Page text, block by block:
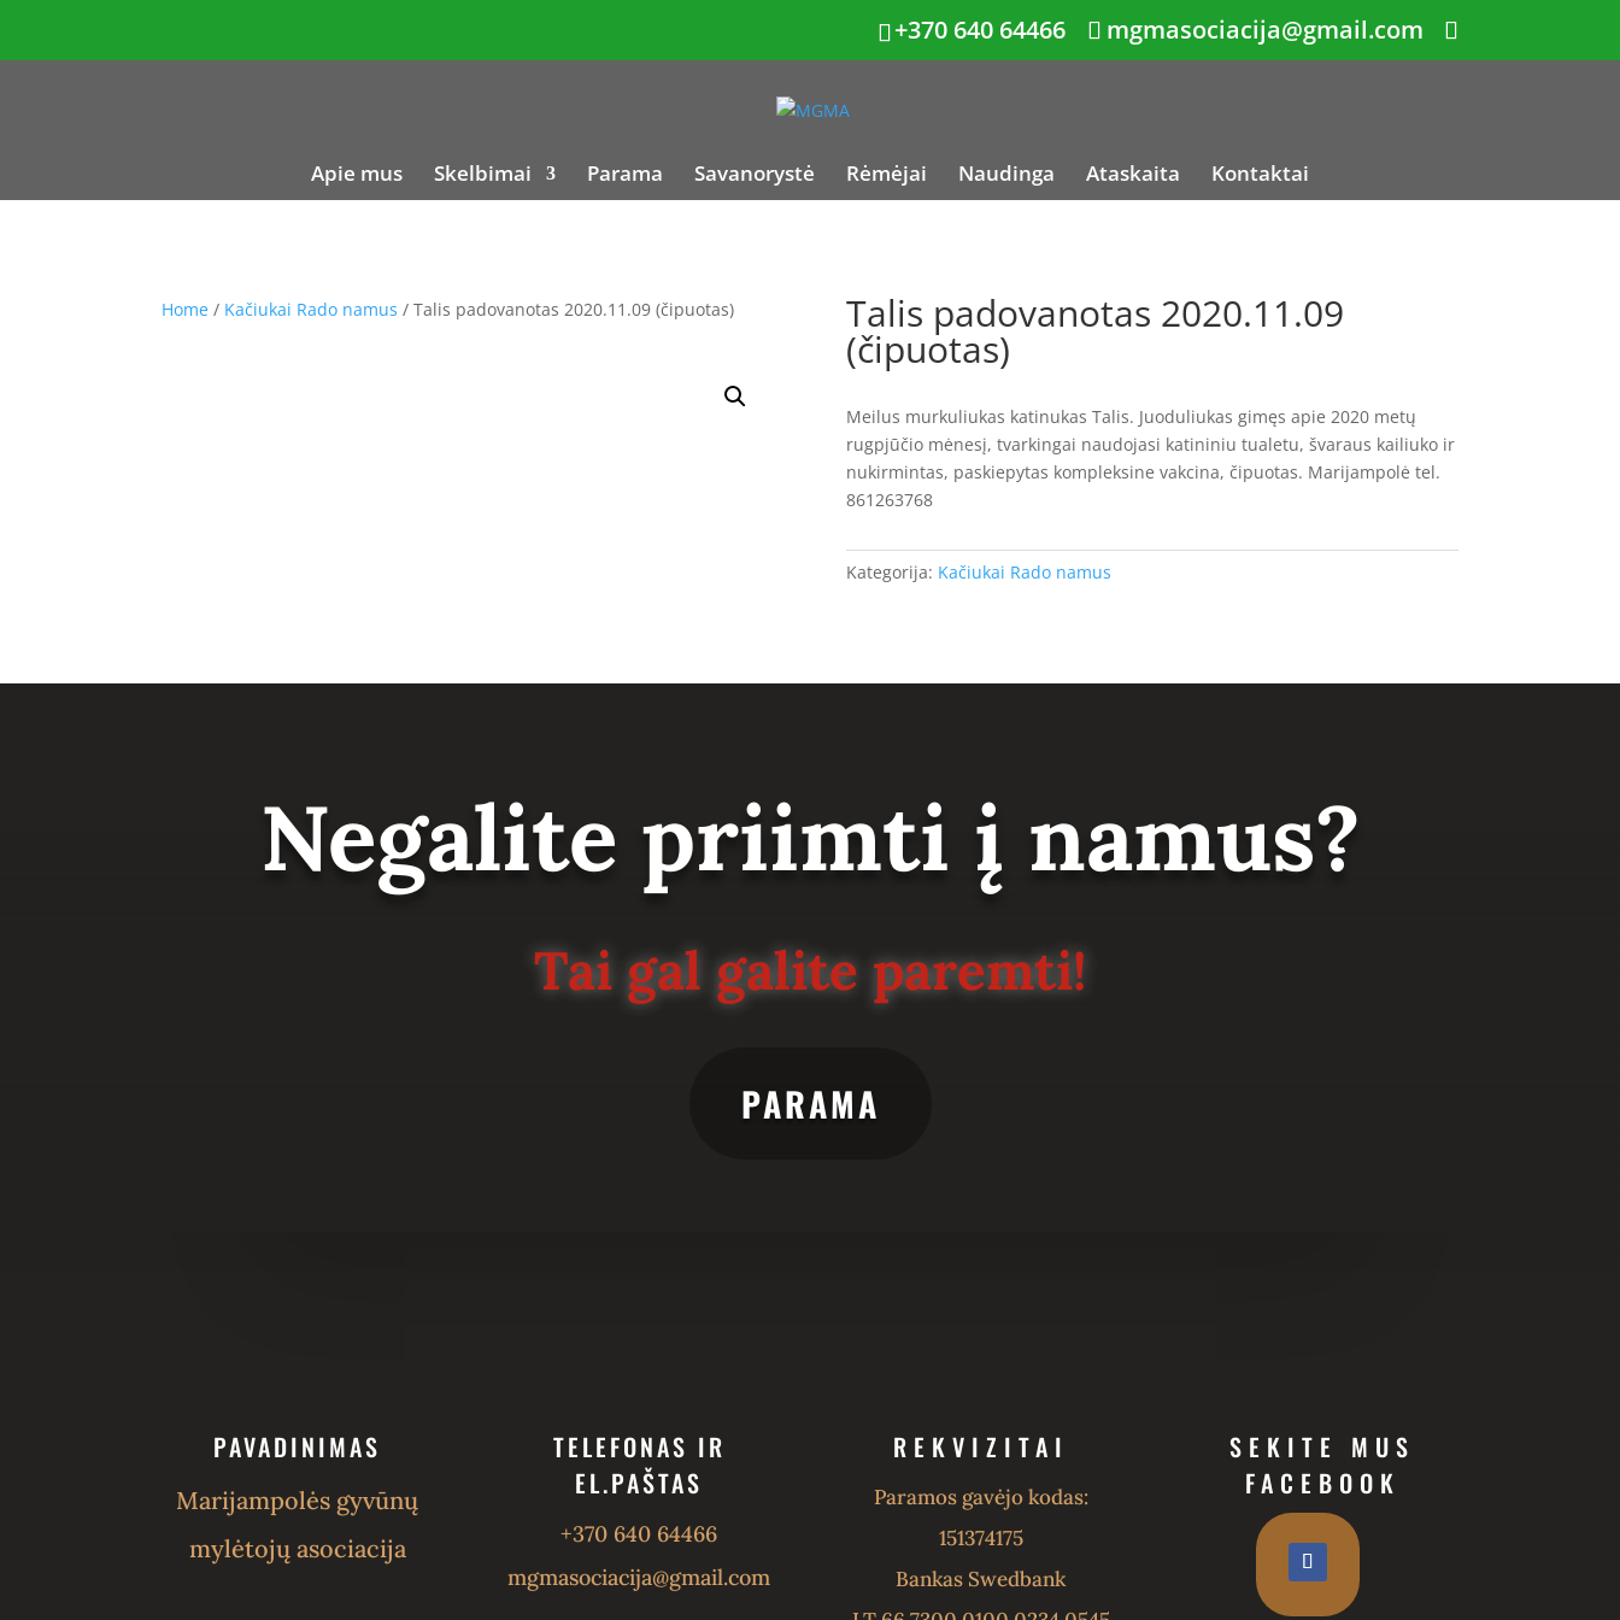
+370 640 64466 mgmasociacija@gmail.com
Apie mus Skelbimai Parama Savanorystė Rėmėjai Naudinga Ataskaita Kontaktai
Home / Kačiukai Rado namus / Talis padovanotas 2020.11.09 (čipuotas) Talis padovanotas 2020.11.09
(čipuotas)
Meilus murkuliukas katinukas Talis. Juoduliukas gimęs apie 2020 metų
rugpjūčio mėnesį, tvarkingai naudojasi katininiu tualetu, švaraus kailiuko ir
nukirmintas, paskiepytas kompleksine vakcina, čipuotas. Marijampolė tel.
861263768
Kategorija: Kačiukai Rado namus
Negalite priimti į namus?
Tai gal galite paremti!
PARAMA
PAVADINIMAS
Marijampolės gyvūnų
mylėtojų asociacija
TELEFONAS IR
EL.PAŠTAS
+370 640 64466
mgmasociacija@gmail.com
REKVIZITAI
Paramos gavėjo kodas:
151374175
Bankas Swedbank
SEKITE MUS
FACEBOOK